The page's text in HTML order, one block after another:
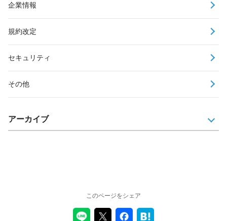
企業情報
規約改定
セキュリティ
その他
アーカイブ
このページをシェア